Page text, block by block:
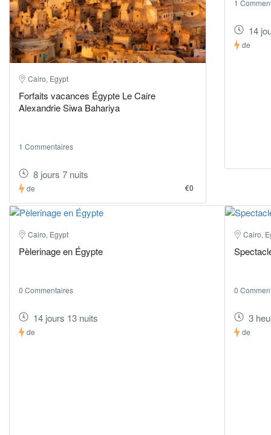
Cairo, Egypt
Forfaits vacances Égypte Le Caire
Alexandrie Siwa Bahariya
1 Commentaires
8 jours 7 nuits
de €0
1
14
de
Cairo, Egypt
Pèlerinage en Égypte
0 Commentaires
14 jours 13 nuits
de
Cairo,
0
3
de